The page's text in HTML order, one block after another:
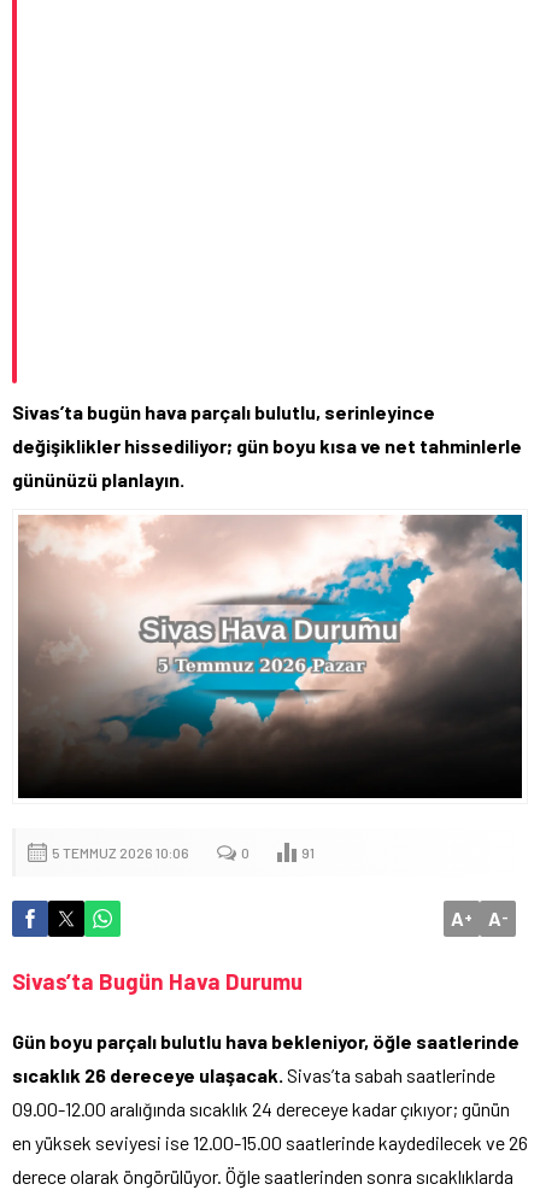
Sivas’ta bugün hava parçalı bulutlu, serinleyince
değişiklikler hissediliyor; gün boyu kısa ve net tahminlerle
gününüzü planlayın.
5 TEMMUZ 2026 10:06 0 91
A+ A-
Sivas’ta Bugün Hava Durumu
Gün boyu parçalı bulutlu hava bekleniyor, öğle saatlerinde
sıcaklık 26 dereceye ulaşacak. Sivas’ta sabah saatlerinde
09.00-12.00 aralığında sıcaklık 24 dereceye kadar çıkıyor; günün
en yüksek seviyesi ise 12.00-15.00 saatlerinde kaydedilecek ve 26
derece olarak öngörülüyor. Öğle saatlerinden sonra sıcaklıklarda